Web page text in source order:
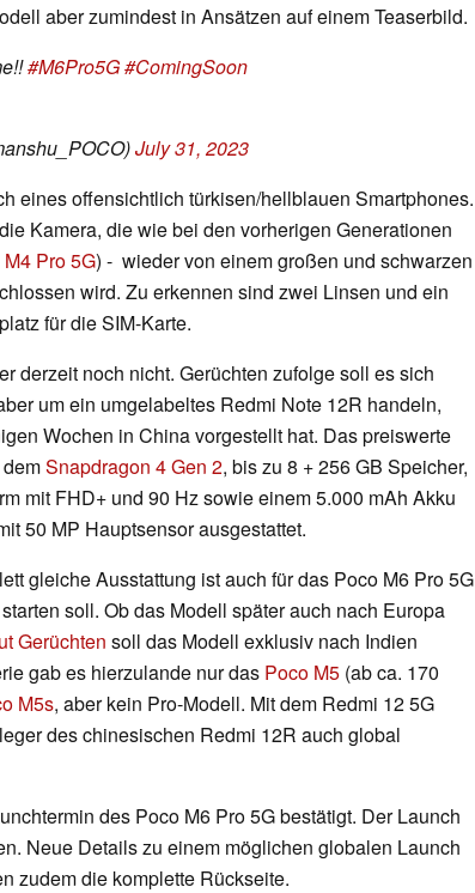
aber zumindest in Ansätzen auf einem Teaserbild.
#M6Pro5G#ComingSoon
July 31, 2023
eines offensichtlich türkisen/hellblauen Smartphones.
Kamera, die wie bei den vorherigen Generationen
Pro 5G) - wieder von einem großen und schwarzen
wird. Zu erkennen sind zwei Linsen und ein
für die SIM-Karte.
derzeit noch nicht. Gerüchten zufolge soll es sich
um ein umgelabeltes Redmi Note 12R handeln,
Wochen in China vorgestellt hat. Das preiswerte
Snapdragon 4 Gen 2, bis zu 8 + 256 GB Speicher,
mit FHD+ und 90 Hz sowie einem 5.000 mAh Akku
50 MP Hauptsensor ausgestattet.
gleiche Ausstattung ist auch für das Poco M6 Pro 5G
soll. Ob das Modell später auch nach Europa
Gerüchten soll das Modell exklusiv nach Indien
gab es hierzulande nur das Poco M5 (ab ca. 170
M5s, aber kein Pro-Modell. Mit dem Redmi 12 5G
des chinesischen Redmi 12R auch global
des Poco M6 Pro 5G bestätigt. Der Launch
Neue Details zu einem möglichen globalen Launch
zudem die komplette Rückseite.